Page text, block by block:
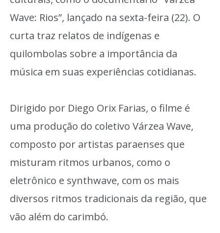
Wave: Rios”, lançado na sexta-feira (22). O
curta traz relatos de indígenas e
quilombolas sobre a importância da
música em suas experiências cotidianas.
Dirigido por Diego Orix Farias, o filme é
uma produção do coletivo Várzea Wave,
composto por artistas paraenses que
misturam ritmos urbanos, como o
eletrônico e synthwave, com os mais
diversos ritmos tradicionais da região, que
vão além do carimbó.